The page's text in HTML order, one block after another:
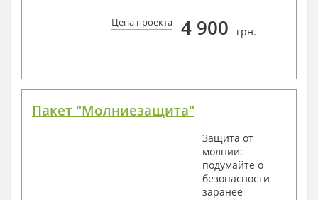
Цена проекта 4 900 грн.
Пакет "Молниезащита"
Защита от
молнии:
подумайте о
безопасности
заранее